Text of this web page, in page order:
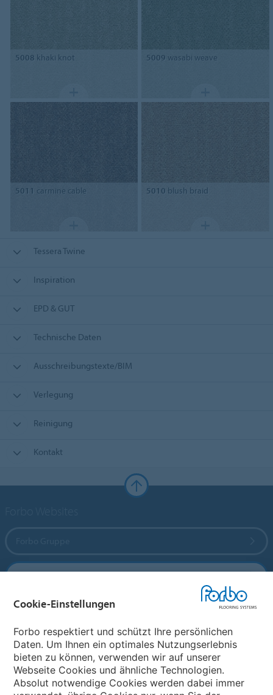
5008 khaki knot 5009 wasabi weave
5011 carmine cable 5010 blush braid
Tessera Twine
Inspiration
EPD & GUT
Technische Daten
Ausschreibungstexte/BIM
Verlegung
Reinigung
Kontakt
Forbo Flooring Systems
Forbo Movement Systems
Land auswählen
Cookie-Einstellungen
Forbo respektiert und schützt Ihre persönlichen
Daten. Um Ihnen ein optimales Nutzungserlebnis
bieten zu können, verwenden wir auf unserer
Webseite Cookies und ähnliche Technologien.
Absolut notwendige Cookies werden dabei immer